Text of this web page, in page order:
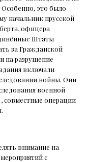
это было
начальник прусской
офицера
Штаты
за Гражданской
на разрушение
включали
войны. Они
военной
, совместные операции
внимание на
с